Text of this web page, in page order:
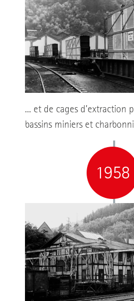
... et de cages d’extraction
bassins miniers et
1958